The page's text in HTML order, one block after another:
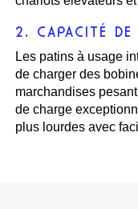
2. CAPACITÉ DE
Les patins à usage
de charger des
marchandises
de charge
plus lourdes avec